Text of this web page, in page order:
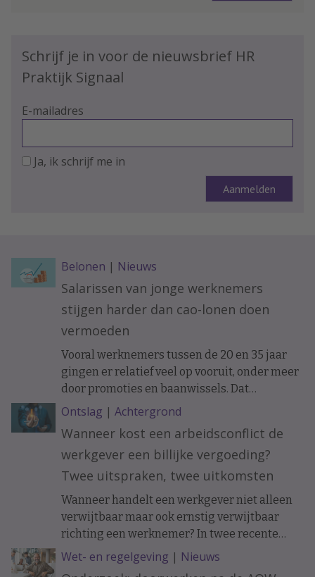
Schrijf je in voor de nieuwsbrief HR
Praktijk Signaal
E-mailadres
Ja, ik schrijf me in
Belonen | Nieuws
Salarissen van jonge werknemers
stijgen harder dan cao-lonen doen
vermoeden
Vooral werknemers tussen de 20 en 35 jaar
gingen er relatief veel op vooruit, onder meer
door promoties en baanwissels. Dat
constateren economen van ABN Amro in
vakblad ESB, meldt De Telegraaf.
Ontslag | Achtergrond
Wanneer kost een arbeidsconflict de
werkgever een billijke vergoeding?
Twee uitspraken, twee uitkomsten
Wanneer handelt een werkgever niet alleen
verwijtbaar maar ook ernstig verwijtbaar
richting een werknemer? In twee recente
uitspraken werd de arbeidsovereenkomst
ontbonden op initiatief van de werknemer. In
Wet- en regelgeving | Nieuws